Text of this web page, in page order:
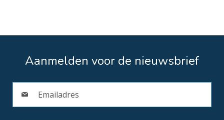
Aanmelden voor de nieuwsbrief